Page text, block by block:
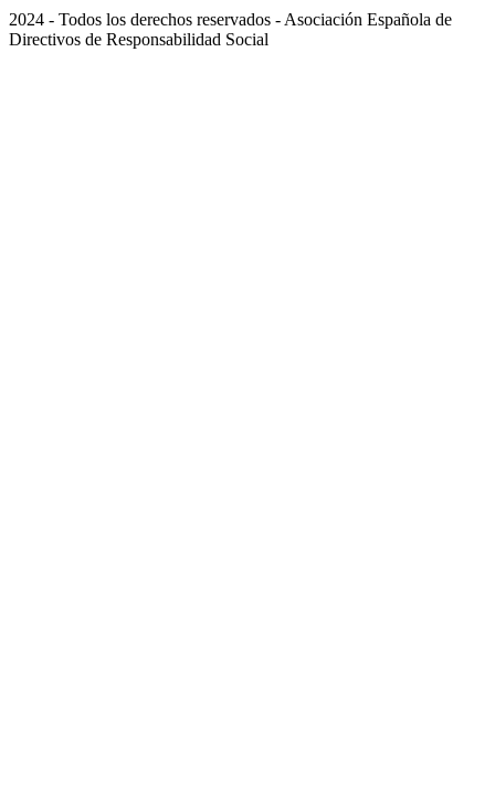
2024 - Todos los derechos reservados - Asociación Española de
Directivos de Responsabilidad Social